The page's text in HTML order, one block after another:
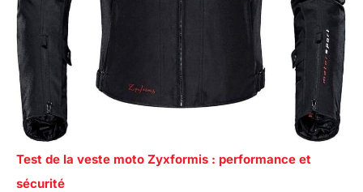
Test de la veste moto Zyxformis : performance et
sécurité